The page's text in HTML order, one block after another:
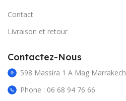
Contact
Livraison et retour
Contactez-Nous
598 Massira 1 A Mag Marrakech
Phone : 06 68 94 76 66